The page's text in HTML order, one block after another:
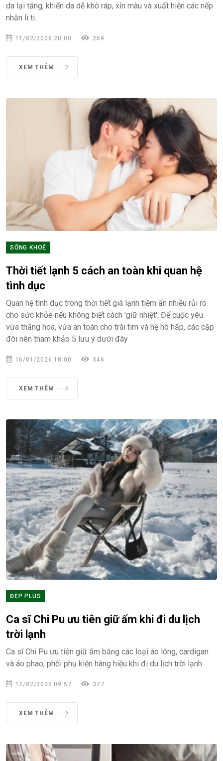
da lại tăng, khiến da dễ khô ráp, xỉn màu và xuất hiện các nếp
nhăn li ti.
11/02/2026 20:00 259
XEM THÊM
SỐNG KHOẺ
Thời tiết lạnh 5 cách an toàn khi quan hệ
tình dục
Quan hệ tình dục trong thời tiết giá lạnh tiềm ẩn nhiều rủi ro
cho sức khỏe nếu không biết cách 'giữ nhiệt'. Để cuộc yêu
vừa thăng hoa, vừa an toàn cho trái tim và hệ hô hấp, các cặp
đôi nên tham khảo 5 lưu ý dưới đây
16/01/2026 18:00 346
XEM THÊM
ĐẸP PLUS
Ca sĩ Chi Pu ưu tiên giữ ấm khi đi du lịch
trời lạnh
Ca sĩ Chi Pu ưu tiên giữ ấm bằng các loại áo lông, cardigan
và áo phao, phối phụ kiện hàng hiệu khi đi du lịch trời lạnh.
12/02/2025 09:57 327
XEM THÊM